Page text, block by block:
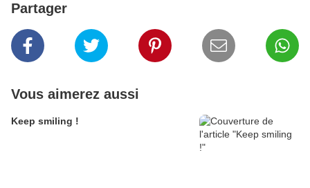
Partager
Vous aimerez aussi
Keep smiling !